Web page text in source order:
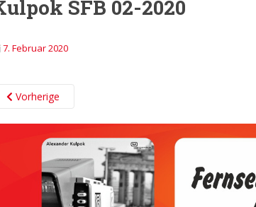
SFB 02-2020
7. Februar 2020
Vorherige